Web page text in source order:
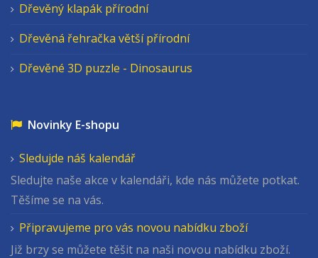
Dřevěný klapák přírodní
Dřevěná řehračka větší přírodní
Dřevěné 3D puzzle - Dinosaurus
Novinky E-shopu
Sledujde náš kalendář
Sledujte naše akce v kalendáři, kde nás můžete potkat.
Těšíme se na vás.
Připravujeme pro vás novou nabídku zboží
Již brzy se můžete těšit na naši novou nabídku zboží.